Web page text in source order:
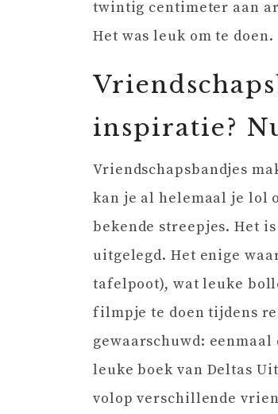
twintig centimeter aan
Het was leuk om te doen.
inspiratie?
Vriendschapsbandjes
kan je al helemaal je lol
bekende streepjes. Het
uitgelegd. Het enige
tafelpoot), wat leuke
filmpje te doen tijdens
gewaarschuwd:
leuke boek van Deltas
volop verschillende